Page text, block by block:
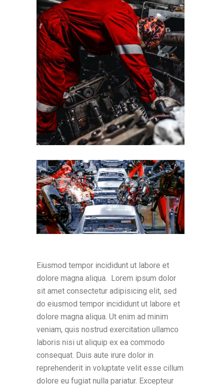
Eiusmod tempor incididunt ut labore et
dolore magna aliqua. Lorem ipsum dolor
sit amet consectetur adipisicing elit, sed
do eiusmod tempor incididunt ut labore et
dolore magna aliqua. Ut enim ad minim
veniam, quis nostrud exercitation ullamco
laboris nisi ut aliquip ex ea commodo
consequat. Duis aute irure dolor in
reprehenderit in voluptate velit esse cillum
dolore eu fugiat nulla pariatur. Excepteur